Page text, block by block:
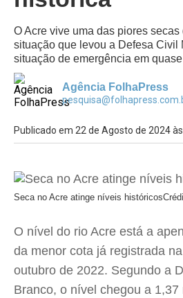
O Acre vive uma das piores secas
situação que levou a Defesa Civil
situação de emergência em
Agência FolhaPress
Publicado em 22 de Agosto de 2024
Seca no Acre atinge níveis históricos
O nível do rio Acre está a
da menor cota já registrada
outubro de 2022. Segundo a
Branco, o nível chegou a